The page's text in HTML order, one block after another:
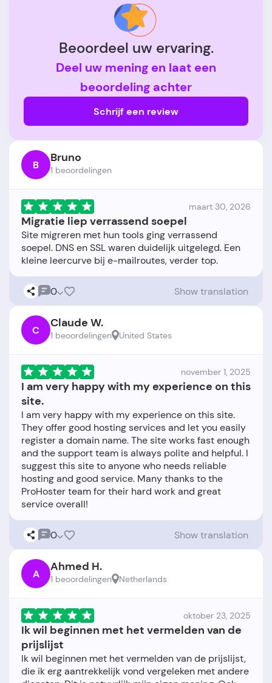
Beoordeel uw ervaring.
Deel uw mening en laat een
beoordeling achter
Schrijf een review
B Bruno
1 beoordelingen
maart 30, 2026
Migratie liep verrassend soepel
Site migreren met hun tools ging verrassend
soepel. DNS en SSL waren duidelijk uitgelegd. Een
0 Show translation
C Claude W.
1 beoordelingen United States
november 1, 2025
I am very happy with my experience on this
site.
I am very happy with my experience on this site.
They offer good hosting services and let you easily
register a domain name. The site works fast enough
and the support team is always polite and helpful. I
suggest this site to anyone who needs reliable
hosting and good service. Many thanks to the
ProHoster team for their hard work and great
0 Show translation
A Ahmed H.
1 beoordelingen Netherlands
oktober 23, 2025
Ik wil beginnen met het vermelden van de
prijslijst
Ik wil beginnen met het vermelden van de prijslijst,
die ik erg aantrekkelijk vond vergeleken met andere